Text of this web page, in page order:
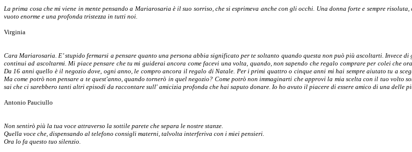
La prima cosa che mi viene in mente pensando a Mariarosaria è il suo sorriso, che si esprimeva anche con gli occhi. Una donna forte e sempre
vuoto enorme e una profonda tristezza in tutti noi.
Virginia
Cara Mariarosaria. E’ stupido fermarsi a pensare quanto una persona abbia significato per te soltanto quando questa non può più ascoltarti. Invece
continui ad ascoltarmi. Mi piace pensare che tu mi guiderai ancora come facevi una volta, quando, non sapendo che regalo comprare per colei che
Da 16 anni quello è il negozio dove, ogni anno, le compro ancora il regalo di Natale. Per i primi quattro o cinque anni mi hai sempre aiutato tu a
Ma come potrò non pensare a te quest'anno, quando tornerò in quel negozio? Come potrò non immaginarti che approvi la mia scelta con il tuo
sai che ci sarebbero tanti altri episodi da raccontare sull' amicizia profonda che hai saputo donare. Io ho avuto il piacere di essere amico di una delle
Antonio Pauciullo
Non sentirò più la tua voce attraverso la sottile parete che separa le nostre stanze.
Quella voce che, dispensando al telefono consigli materni, talvolta interferiva con i miei pensieri.
Ora lo fa questo tuo silenzio.